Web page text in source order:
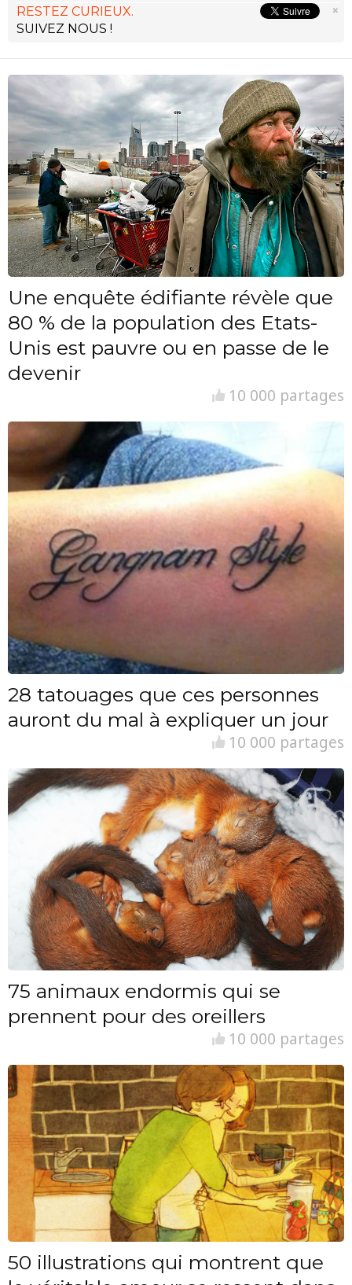
×
RESTEZ CURIEUX.
SUIVEZ NOUS !
Une enquête édifiante révèle que
80 % de la population des Etats-
Unis est pauvre ou en passe de le
devenir
10 000 partages
28 tatouages que ces personnes
auront du mal à expliquer un jour
10 000 partages
75 animaux endormis qui se
prennent pour des oreillers
10 000 partages
50 illustrations qui montrent que